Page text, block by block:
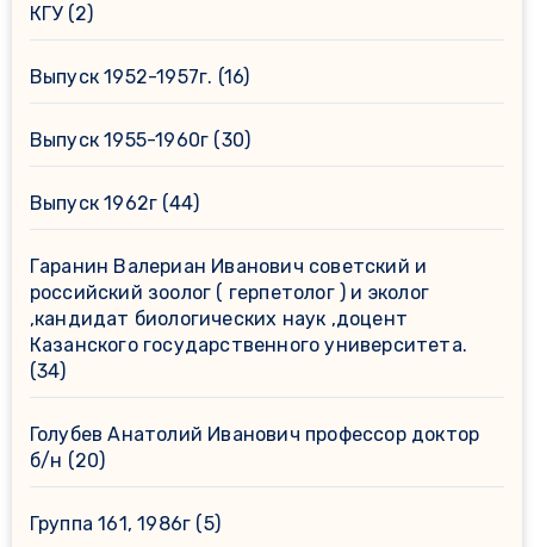
КГУ(2)
Выпуск 1952-1957г. (16)
Выпуск 1955-1960г (30)
Выпуск 1962г (44)
Гаранин Валериан Иванович советский и
российский зоолог ( герпетолог ) и эколог
,кандидат биологических наук ,доцент
Казанского государственного университета.
(34)
Голубев Анатолий Иванович профессор доктор
б/н (20)
Группа 161, 1986г (5)